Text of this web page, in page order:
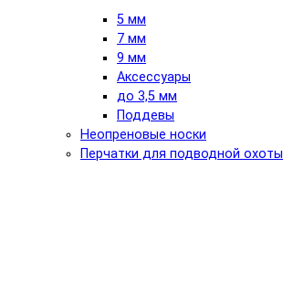
5 мм
7 мм
9 мм
Аксессуары
до 3,5 мм
Поддевы
Неопреновые носки
Перчатки для подводной охоты